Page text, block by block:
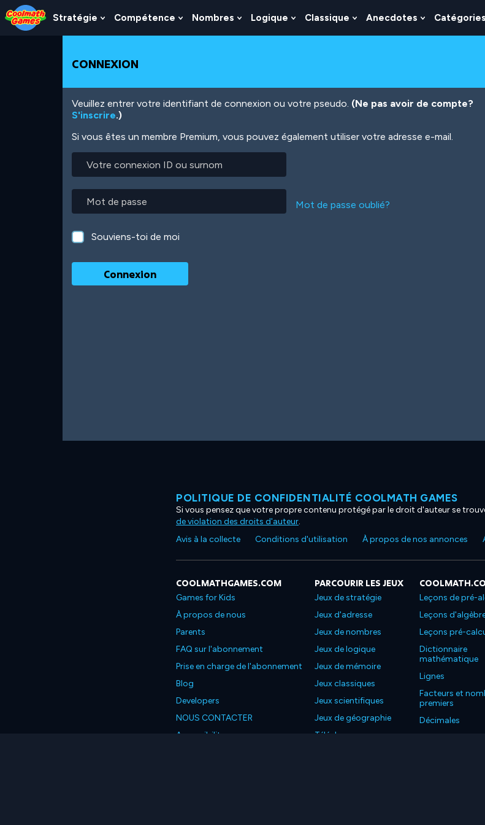
Skip
to
Top
Skip
to
Navigation
Skip
to
Main
Skip
to
Footer
Aller
au
contenu
Stratégie
Show
Submenu
Stratégie
Compétence
Show
Submenu
Nombres
Show
Submenu
Logique
Show
Submenu
Classique
Show
Submenu
Anecdotes
Show
Submenu
Catégories
CONNEXION
Veuillez entrer votre identifiant de connexion ou votre pseudo. (Ne pas avoir de compte?
S'inscrire.)
Si vous êtes un membre Premium, vous pouvez également utiliser votre adresse e-mail.
connexion
ou
surnom
Mot de passe oublié?
Souviens-toi de moi
POLITIQUE DE CONFIDENTIALITÉ COOLMATH GAMES
Si vous pensez que votre propre contenu protégé par le droit d'auteur se
de violation des droits d'auteur.
Avis à la collecte
Conditions d'utilisation À propos de nos annonces
COOLMATHGAMES.COM
Games for Kids
À propos de nous
Parents
FAQ sur l'abonnement
Prise en charge de l'abonnement
Blog
Developers
NOUS CONTACTER
Accessibility
PARCOURIR LES JEUX
Jeux de stratégie
Jeux d'adresse
Jeux de nombres
Jeux de logique
Jeux de mémoire
Jeux classiques
Jeux scientifiques
Jeux de géographie
Téléchargez nos
Leçons de pré-
Leçons
Leçons pré-
Dictionnaire
mathématique
Lignes
Facteurs et
premiers
Décimales